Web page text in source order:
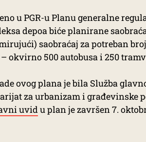
u PGR-u Planu generalne
depoa biće planirane
saobraćaj za potreban
okvirno 500 autobusa i 250
ovog plana je bila Služba
za urbanizam i građevinske
uvidu plan je završen 7.